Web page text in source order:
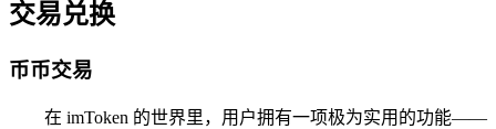
交易兑换
币币交易
在 imToken 的世界里，用户拥有一项极为实用的功能——